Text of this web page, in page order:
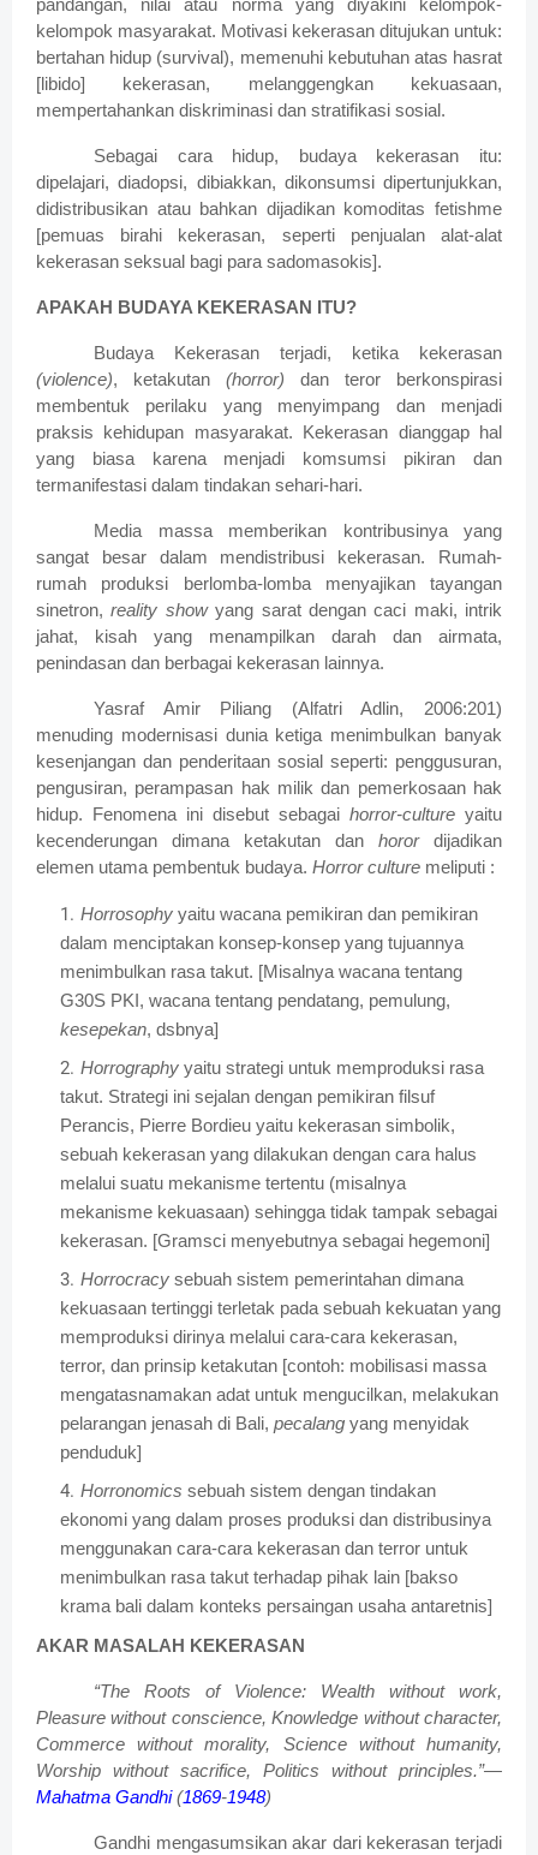
pandangan, nilai atau norma yang diyakini kelompok-
kelompok masyarakat. Motivasi kekerasan ditujukan untuk:
bertahan hidup (survival), memenuhi kebutuhan atas hasrat
[libido] kekerasan, melanggengkan kekuasaan,
mempertahankan diskriminasi dan stratifikasi sosial.
Sebagai cara hidup, budaya kekerasan itu:
dipelajari, diadopsi, dibiakkan, dikonsumsi dipertunjukkan,
didistribusikan atau bahkan dijadikan komoditas fetishme
[pemuas birahi kekerasan, seperti penjualan alat-alat
kekerasan seksual bagi para sadomasokis].
APAKAH BUDAYA KEKERASAN ITU?
Budaya Kekerasan terjadi, ketika kekerasan
(violence), ketakutan (horror) dan teror berkonspirasi
membentuk perilaku yang menyimpang dan menjadi
praksis kehidupan masyarakat. Kekerasan dianggap hal
yang biasa karena menjadi komsumsi pikiran dan
termanifestasi dalam tindakan sehari-hari.
Media massa memberikan kontribusinya yang
sangat besar dalam mendistribusi kekerasan. Rumah-
rumah produksi berlomba-lomba menyajikan tayangan
sinetron,reality showyang sarat dengan caci maki, intrik
jahat, kisah yang menampilkan darah dan airmata,
penindasan dan berbagai kekerasan lainnya.
Yasraf Amir Piliang (Alfatri Adlin, 2006:201)
menuding modernisasi dunia ketiga menimbulkan banyak
kesenjangan dan penderitaan sosial seperti: penggusuran,
pengusiran, perampasan hak milik dan pemerkosaan hak
hidup. Fenomena ini disebut sebagai horror-culture yaitu
kecenderungan dimana ketakutan dan horordijadikan
elemen utama pembentuk budaya. Horror culture meliputi :
Horrosophy yaitu wacana pemikiran dan pemikiran
dalam menciptakan konsep-konsep yang tujuannya
menimbulkan rasa takut. [Misalnya wacana tentang
G30S PKI, wacana tentang pendatang, pemulung,
kesepekan, dsbnya]
Horrography yaitu strategi untuk memproduksi rasa
takut. Strategi ini sejalan dengan pemikiran filsuf
Perancis, Pierre Bordieu yaitu kekerasan simbolik,
sebuah kekerasan yang dilakukan dengan cara halus
melalui suatu mekanisme tertentu (misalnya
mekanisme kekuasaan) sehingga tidak tampak sebagai
kekerasan. [Gramsci menyebutnya sebagai hegemoni]
Horrocracy sebuah sistem pemerintahan dimana
kekuasaan tertinggi terletak pada sebuah kekuatan yang
memproduksi dirinya melalui cara-cara kekerasan,
terror, dan prinsip ketakutan [contoh: mobilisasi massa
mengatasnamakan adat untuk mengucilkan, melakukan
pelarangan jenasah di Bali, pecalang yang menyidak
penduduk]
Horronomics sebuah sistem dengan tindakan
ekonomi yang dalam proses produksi dan distribusinya
menggunakan cara-cara kekerasan dan terror untuk
menimbulkan rasa takut terhadap pihak lain [bakso
krama bali dalam konteks persaingan usaha antaretnis]
AKAR MASALAH KEKERASAN
“The Roots of Violence: Wealth without work,
Pleasure without conscience, Knowledge without character,
Commerce without morality, Science without humanity,
Worship without sacrifice, Politics without principles.”—
Mahatma Gandhi(1869-1948)
Gandhi mengasumsikan akar dari kekerasan terjadi